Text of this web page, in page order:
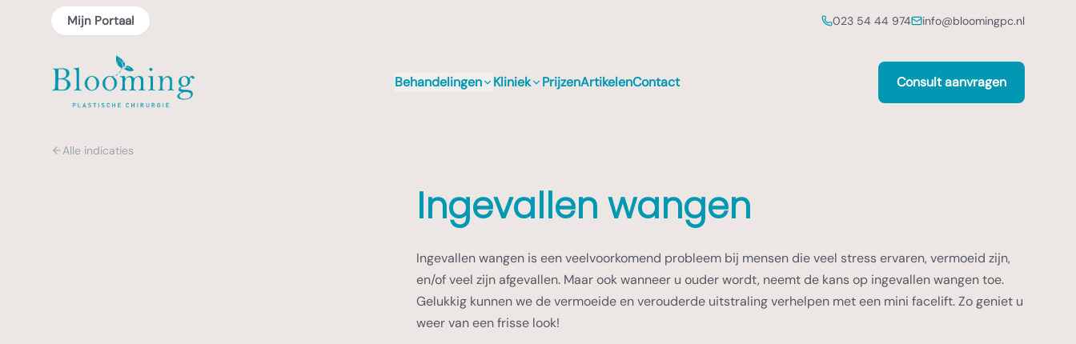
Mijn Portaal 023 54 44 974 info@bloomingpc.nl
Behandelingen Kliniek PrijzenArtikelenContact Consult aanvragen
Alle indicaties
Ingevallen wangen
Ingevallen wangen is een veelvoorkomend probleem bij mensen die veel stress ervaren, vermoeid zijn,
en/of veel zijn afgevallen. Maar ook wanneer u ouder wordt, neemt de kans op ingevallen wangen toe.
Gelukkig kunnen we de vermoeide en verouderde uitstraling verhelpen met een mini facelift. Zo geniet u
weer van een frisse look!